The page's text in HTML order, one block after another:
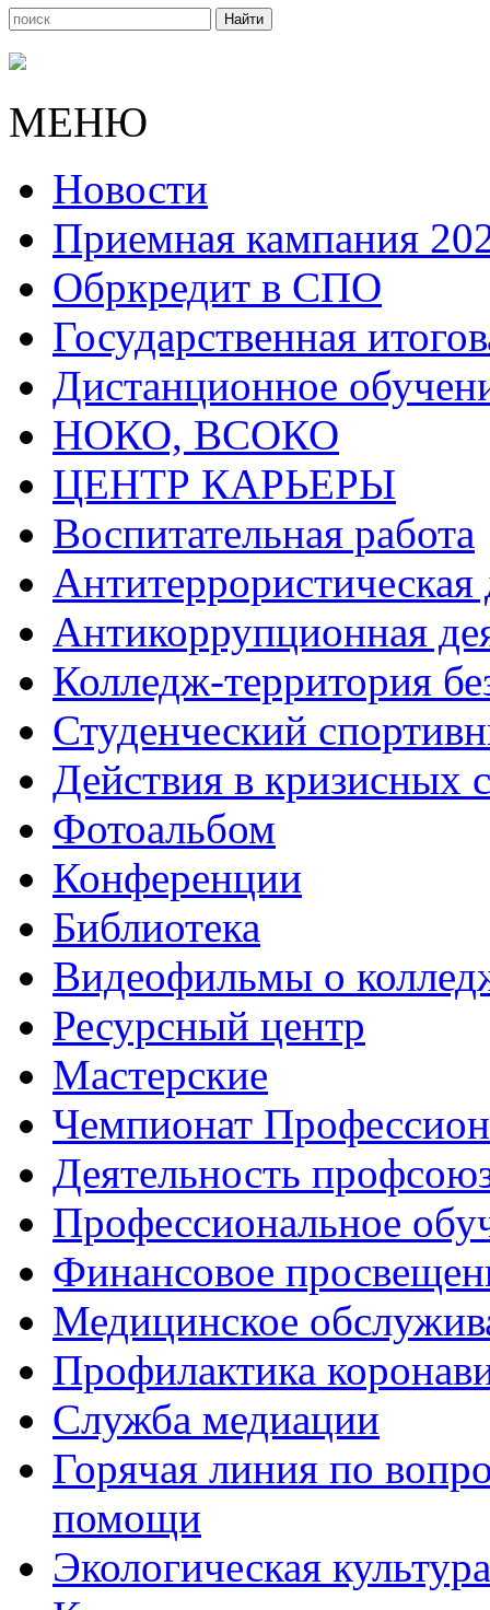
МЕНЮ
Новости
Приемная кампания
Обркредит в СПО
Государственная
Дистанционное
НОКО, ВСОКО
ЦЕНТР КАРЬЕРЫ
Воспитательная работа
Антитеррористическая
Антикоррупционная
Колледж-территория
Студенческий
Действия в кризисных
Фотоальбом
Конференции
Библиотека
Видеофильмы о
Ресурсный центр
Мастерские
Чемпионат
Деятельность
Профессиональное
Финансовое
Медицинское
Профилактика
Служба медиации
Горячая линия по
помощи
Экологическая культура